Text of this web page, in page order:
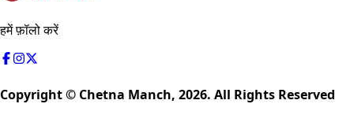
हमें फ़ॉलो करें
Copyright © Chetna Manch, 2026. All Rights Reserved